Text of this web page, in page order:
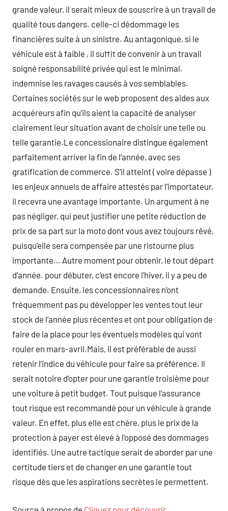
grande valeur, il serait mieux de souscrire à un travail de
qualité tous dangers. celle-ci dédommage les
financières suite à un sinistre. Au antagonique, si le
véhicule est à faible , il suffit de convenir à un travail
soigné responsabilité privée qui est le minimal.
indemnise les ravages causés à vos semblables.
Certaines sociétés sur le web proposent des aides aux
acquéreurs afin qu’ils aient la capacité de analyser
clairement leur situation avant de choisir une telle ou
telle garantie.Le concessionaire distingue également
parfaitement arriver la fin de l’année, avec ses
gratification de commerce. S’il atteint ( voire dépasse )
les enjeux annuels de affaire attestés par l’importateur,
il recevra une avantage importante. Un argument à ne
pas négliger, qui peut justifier une petite réduction de
prix de sa part sur la moto dont vous avez toujours rêvé,
puisqu’elle sera compensée par une ristourne plus
importante… Autre moment pour obtenir, le tout départ
d’année. pour débuter, c’est encore l’hiver, il y a peu de
demande. Ensuite, les concessionnaires n’ont
fréquemment pas pu développer les ventes tout leur
stock de l’année plus récentes et ont pour obligation de
faire de la place pour les éventuels modèles qui vont
rouler en mars-avril.Mais, il est préférable de aussi
retenir l’indice du véhicule pour faire sa préférence. Il
serait notoire d’opter pour une garantie troisième pour
une voiture à petit budget. Tout puisque l’assurance
tout risque est recommandé pour un véhicule à grande
valeur. En effet, plus elle est chère, plus le prix de la
protection à payer est élevé à l’opposé des dommages
identifiés. Une autre tactique serait de aborder par une
certitude tiers et de changer en une garantie tout
risque dès que les aspirations secrètes le permettent.